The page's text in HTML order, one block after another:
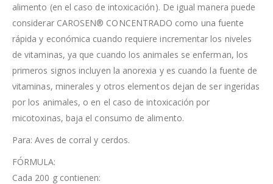
alimento (en el caso de intoxicación). De igual manera puede
considerar CAROSEN® CONCENTRADO como una fuente
rápida y económica cuando requiere incrementar los niveles
de vitaminas, ya que cuando los animales se enferman, los
primeros signos incluyen la anorexia y es cuando la fuente de
vitaminas, minerales y otros elementos dejan de ser ingeridas
por los animales, o en el caso de intoxicación por
micotoxinas, baja el consumo de alimento.
Para: Aves de corral y cerdos.
FÓRMULA:
Cada 200 g contienen: